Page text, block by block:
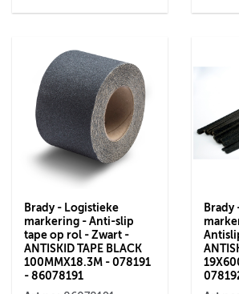
Brady - Logistieke
markering - Anti-slip
tape op rol - Zwart -
ANTISKID TAPE BLACK
100MMX18.3M - 078191
- 86078191
Brady